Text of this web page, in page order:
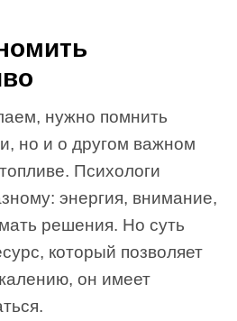
нужно помнить
но и о другом важном
Психологи
энергия, внимание,
решения. Но суть
который позволяет
он имеет